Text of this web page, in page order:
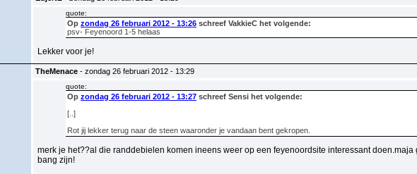
quote:
Op zondag 26 februari 2012 - 13:26 schreef VakkieC het volgende:
psv- Feyenoord 1-5 helaas
Lekker voor je!
TheMenace - zondag 26 februari 2012 - 13:29
quote:
Op zondag 26 februari 2012 - 13:27 schreef Sensi het volgende:
[..]
Rot jij lekker terug naar de steen waaronder je vandaan bent gekropen.
merk je het??al die randdebielen komen ineens weer op een feyenoordsite interessant
bang zijn!